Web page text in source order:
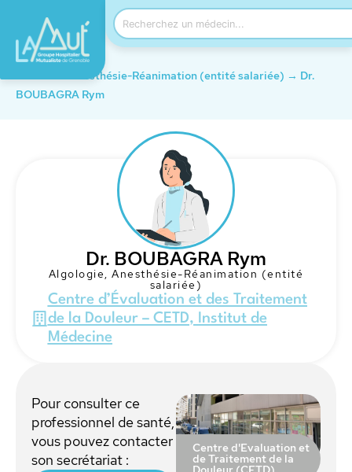
Anesthésie-Réanimation (entité salariée) → Dr.
BOUBAGRA Rym
Dr. BOUBAGRA Rym
Algologie,Anesthésie-Réanimation (entité
salariée)
Centre d’Évaluation et des Traitement
de la Douleur – CETD, Institut de
Médecine
Pour consulter ce
professionnel de santé,
vous pouvez contacter
son secrétariat :
Centre d'Evaluation et
de Traitement de la
Douleur (CETD)